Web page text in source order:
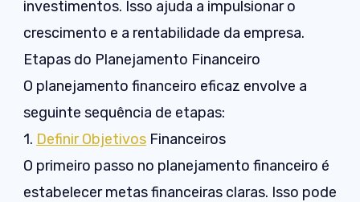
investimentos. Isso ajuda a impulsionar o
crescimento e a rentabilidade da empresa.
Etapas do Planejamento Financeiro
O planejamento financeiro eficaz envolve a
seguinte sequência de etapas:
1. Definir Objetivos Financeiros
O primeiro passo no planejamento financeiro é
estabelecer metas financeiras claras. Isso pode